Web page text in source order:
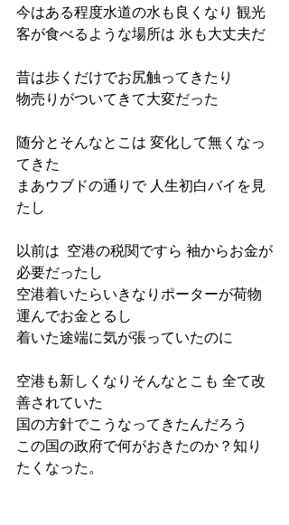
今はある程度水道の水も良くなり 観光
客が食べるような場所は 氷も大丈夫だ
昔は歩くだけでお尻触ってきたり
物売りがついてきて大変だった
随分とそんなとこは 変化して無くなっ
てきた
まあウブドの通りで 人生初白バイを見
たし
以前は  空港の税関ですら 袖からお金が
必要だったし
空港着いたらいきなりポーターが荷物
運んでお金とるし
着いた途端に気が張っていたのに
空港も新しくなりそんなとこも 全て改
善されていた
国の方針でこうなってきたんだろう
この国の政府で何がおきたのか？知り
たくなった。